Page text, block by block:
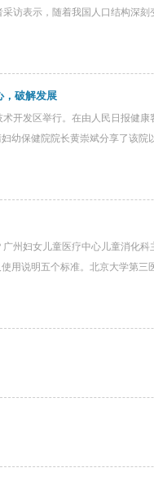
访表示，随着我国人口结构深刻
，破解发展
开发区举行。在由人民日报健
幼保健院院长黄崇斌分享了该
州妇女儿童医疗中心儿童消化
用说明五个标准。北京大学第